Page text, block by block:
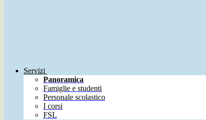
Servizi
Panoramica
Famiglie e studenti
Personale scolastico
I corsi
FSL